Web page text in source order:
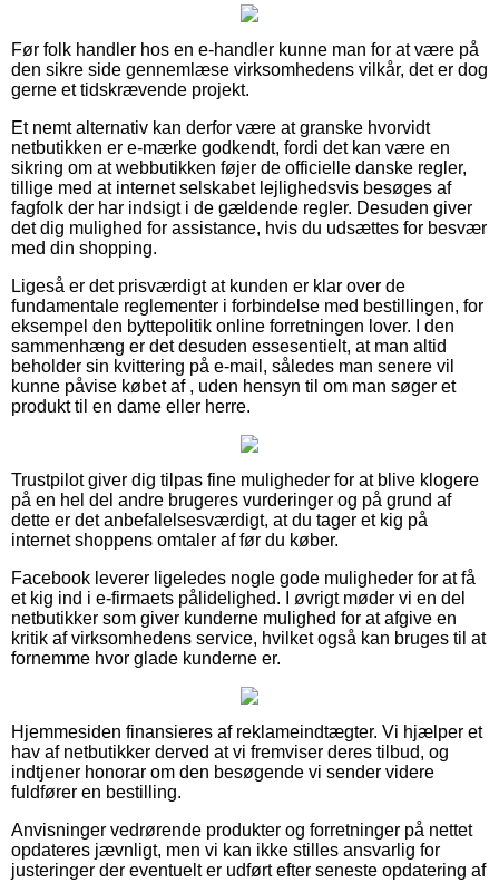
Før folk handler hos en e-handler kunne man for at være på
den sikre side gennemlæse virksomhedens vilkår, det er dog
gerne et tidskrævende projekt.
Et nemt alternativ kan derfor være at granske hvorvidt
netbutikken er e-mærke godkendt, fordi det kan være en
sikring om at webbutikken føjer de officielle danske regler,
tillige med at internet selskabet lejlighedsvis besøges af
fagfolk der har indsigt i de gældende regler. Desuden giver
det dig mulighed for assistance, hvis du udsættes for besvær
med din shopping.
Ligeså er det prisværdigt at kunden er klar over de
fundamentale reglementer i forbindelse med bestillingen, for
eksempel den byttepolitik online forretningen lover. I den
sammenhæng er det desuden essesentielt, at man altid
beholder sin kvittering på e-mail, således man senere vil
kunne påvise købet af , uden hensyn til om man søger et
produkt til en dame eller herre.
Trustpilot giver dig tilpas fine muligheder for at blive klogere
på en hel del andre brugeres vurderinger og på grund af
dette er det anbefalelsesværdigt, at du tager et kig på
internet shoppens omtaler af før du køber.
Facebook leverer ligeledes nogle gode muligheder for at få
et kig ind i e-firmaets pålidelighed. I øvrigt møder vi en del
netbutikker som giver kunderne mulighed for at afgive en
kritik af virksomhedens service, hvilket også kan bruges til at
fornemme hvor glade kunderne er.
Hjemmesiden finansieres af reklameindtægter. Vi hjælper et
hav af netbutikker derved at vi fremviser deres tilbud, og
indtjener honorar om den besøgende vi sender videre
fuldfører en bestilling.
Anvisninger vedrørende produkter og forretninger på nettet
opdateres jævnligt, men vi kan ikke stilles ansvarlig for
justeringer der eventuelt er udført efter seneste opdatering af